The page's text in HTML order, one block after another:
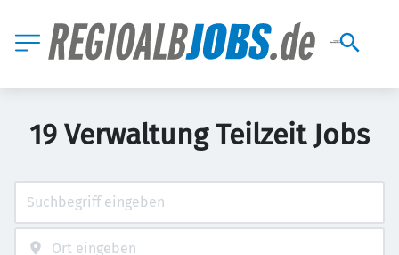
19 Verwaltung Teilzeit Jobs